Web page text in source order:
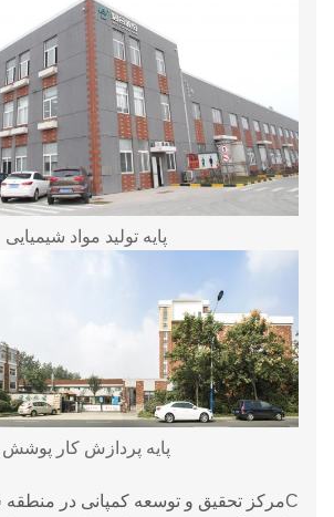
پایه تولید مواد شیمیایی
پایه پردازش کار پوشش
Cمرکز تحقیق و توسعه کمپانی در منطقه